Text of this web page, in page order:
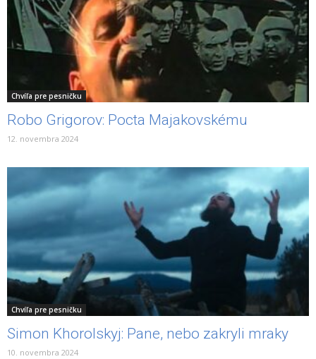
Chvíľa pre pesničku
Robo Grigorov: Pocta Majakovskému
12. novembra 2024
Chvíľa pre pesničku
Simon Khorolskyj: Pane, nebo zakryli mraky
10. novembra 2024